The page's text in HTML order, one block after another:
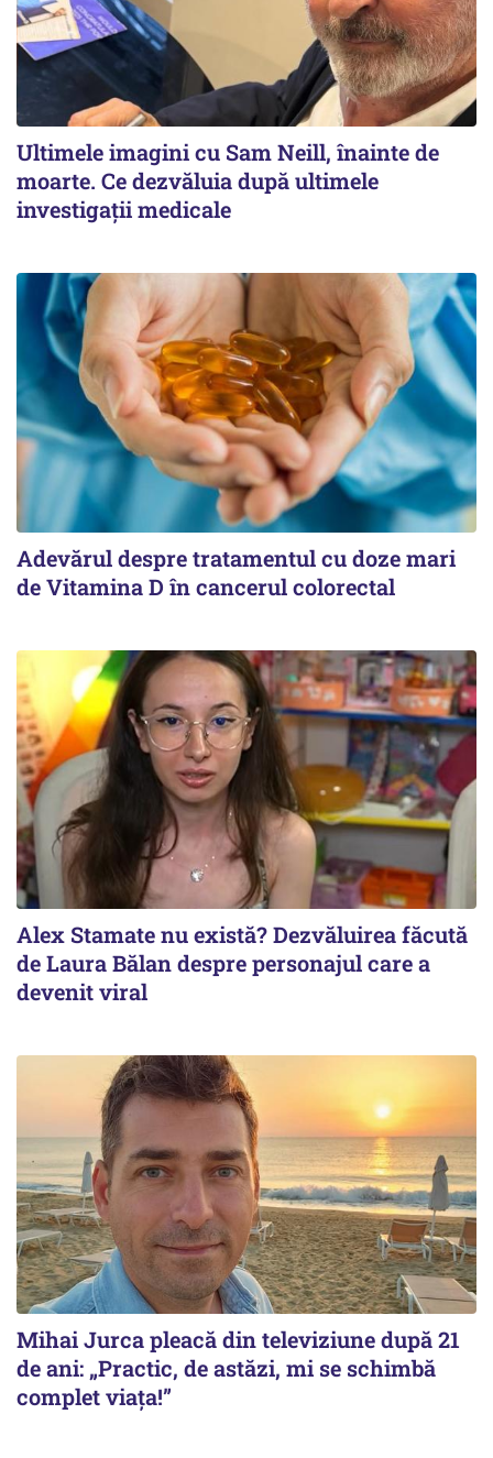
Ultimele imagini cu Sam Neill, înainte de
moarte. Ce dezvăluia după ultimele
investigații medicale
Adevărul despre tratamentul cu doze mari
de Vitamina D în cancerul colorectal
Alex Stamate nu există? Dezvăluirea făcută
de Laura Bălan despre personajul care a
devenit viral
Mihai Jurca pleacă din televiziune după 21
de ani: „Practic, de astăzi, mi se schimbă
complet viața!”